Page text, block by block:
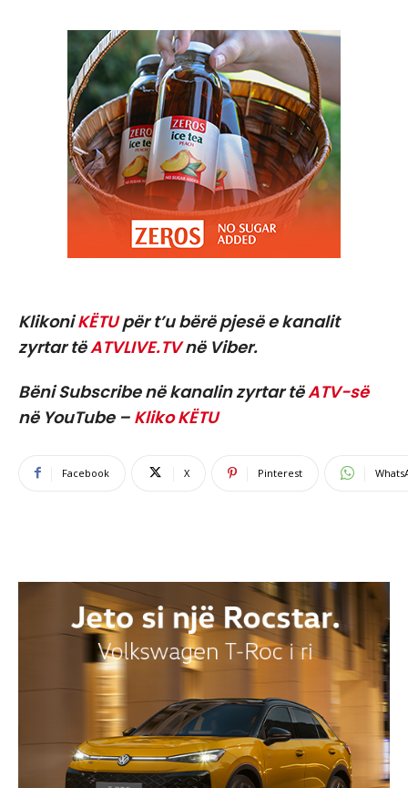
KlikoniKËTUpër t’u bërë pjesë e kanalit
zyrtar tëATVLIVE.TVnë Viber.
Bëni Subscribe në kanalin zyrtar tëATV-së
në YouTube – Kliko KËTU
Facebook X Pinterest